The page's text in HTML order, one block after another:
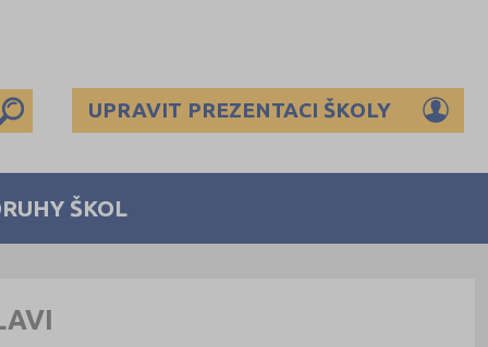
UPRAVIT PREZENTACI ŠKOLY
ŠKOL